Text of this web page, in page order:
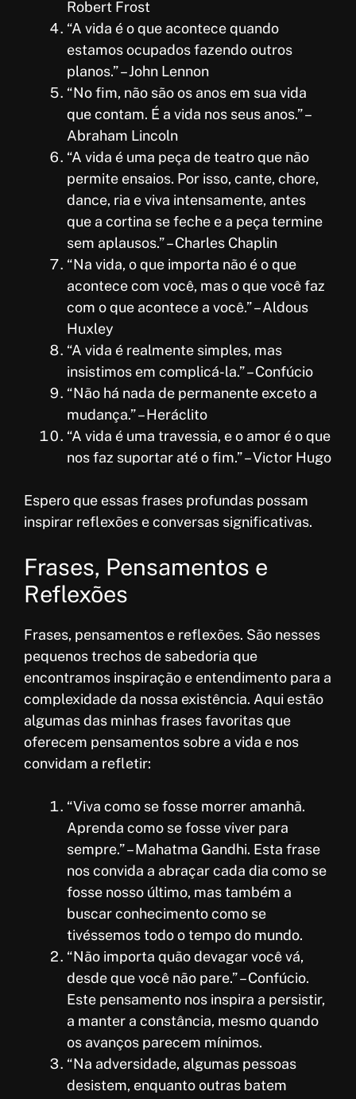
Robert Frost
“A vida é o que acontece quando
estamos ocupados fazendo outros
planos.” – John Lennon
“No fim, não são os anos em sua vida
que contam. É a vida nos seus anos.” –
Abraham Lincoln
“A vida é uma peça de teatro que não
permite ensaios. Por isso, cante, chore,
dance, ria e viva intensamente, antes
que a cortina se feche e a peça termine
sem aplausos.” – Charles Chaplin
“Na vida, o que importa não é o que
acontece com você, mas o que você faz
com o que acontece a você.” – Aldous
Huxley
“A vida é realmente simples, mas
insistimos em complicá-la.” – Confúcio
“Não há nada de permanente exceto a
mudança.” – Heráclito
“A vida é uma travessia, e o amor é o que
nos faz suportar até o fim.” – Victor Hugo
Espero que essas frases profundas possam
inspirar reflexões e conversas significativas.
Frases, Pensamentos e
Reflexões
Frases, pensamentos e reflexões. São nesses
pequenos trechos de sabedoria que
encontramos inspiração e entendimento para a
complexidade da nossa existência. Aqui estão
algumas das minhas frases favoritas que
oferecem pensamentos sobre a vida e nos
convidam a refletir:
“Viva como se fosse morrer amanhã.
Aprenda como se fosse viver para
sempre.” – Mahatma Gandhi. Esta frase
nos convida a abraçar cada dia como se
fosse nosso último, mas também a
buscar conhecimento como se
tivéssemos todo o tempo do mundo.
“Não importa quão devagar você vá,
desde que você não pare.” – Confúcio.
Este pensamento nos inspira a persistir,
a manter a constância, mesmo quando
os avanços parecem mínimos.
“Na adversidade, algumas pessoas
desistem, enquanto outras batem